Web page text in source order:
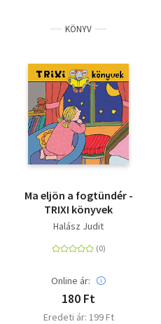
KÖNYV
Ma eljön a fogtündér -
TRIXI könyvek
Halász Judit
Online ár:
180 Ft
Eredeti ár: 199 Ft